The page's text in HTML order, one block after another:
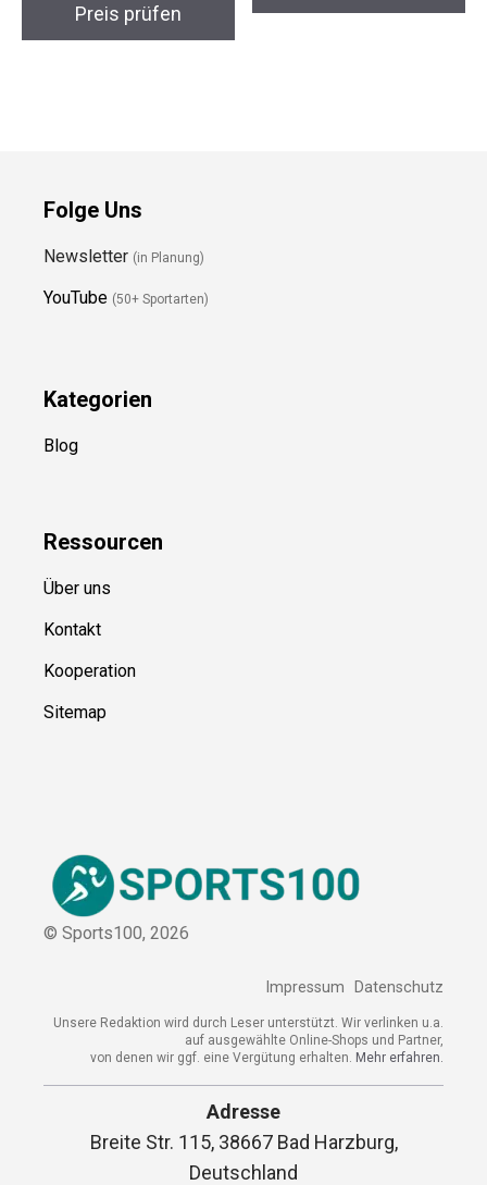
Preis prüfen
Folge Uns
Newsletter (in Planung)
YouTube (50+ Sportarten)
Kategorien
Blog
Ressourcen
Über uns
Kontakt
Kooperation
Sitemap
© Sports100, 2026
Impressum Datenschutz
Unsere Redaktion wird durch Leser unterstützt. Wir verlinken u.a.
auf ausgewählte Online-Shops und Partner,
von denen wir ggf. eine Vergütung erhalten. Mehr erfahren.
Adresse
Breite Str. 115, 38667 Bad Harzburg,
Deutschland